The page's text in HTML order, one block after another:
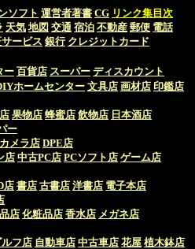
ソフト 運営者著書 CG リンク集目次
天気 地図 交通 宿泊 不動産 郵便 電話
ービス 銀行 クレジットカード
ー 百貨店 スーパー ディスカウント
ホームセンター 文具店 画材店 印鑑店
果物店 蜂蜜店 飲物店 日本酒店
ー
メラ店 DPE店
店 中古PC店 PCソフト店 ゲーム店
店書店 古書店 洋書店 電子本店
店 化粧品店 香水店 メガネ店
ルフ店 自動車店 中古車店 花屋 植木鉢店